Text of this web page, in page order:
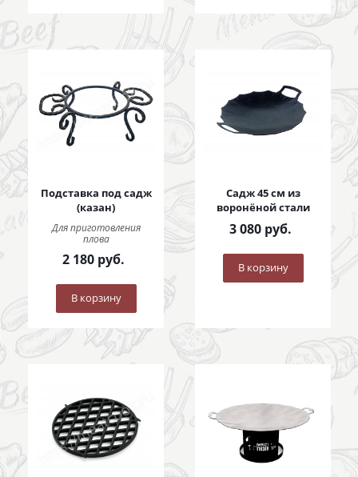
Подставка под садж
(казан)
Для приготовления
плова
2 180руб.
В корзину
Садж 45 см из
воронёной стали
3 080руб.
В корзину